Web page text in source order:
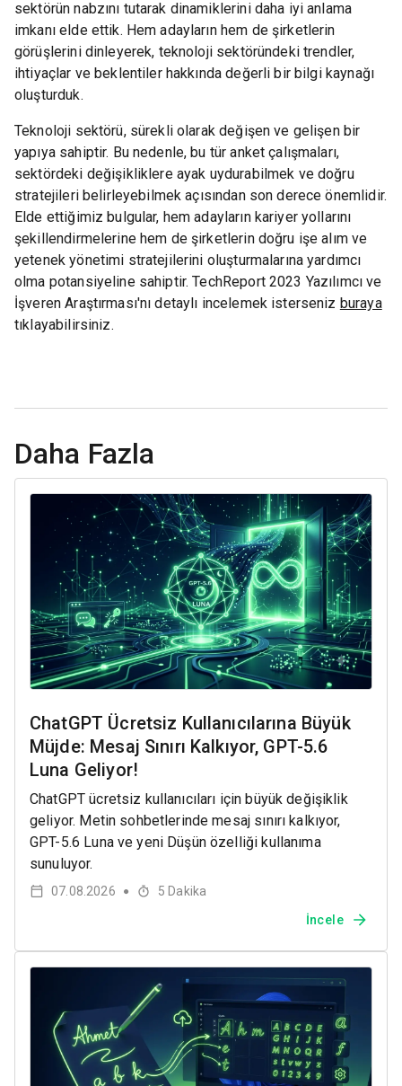
sektörün nabzını tutarak dinamiklerini daha iyi anlama
imkanı elde ettik. Hem adayların hem de şirketlerin
görüşlerini dinleyerek, teknoloji sektöründeki trendler,
ihtiyaçlar ve beklentiler hakkında değerli bir bilgi kaynağı
oluşturduk.
Teknoloji sektörü, sürekli olarak değişen ve gelişen bir
yapıya sahiptir. Bu nedenle, bu tür anket çalışmaları,
sektördeki değişikliklere ayak uydurabilmek ve doğru
stratejileri belirleyebilmek açısından son derece önemlidir.
Elde ettiğimiz bulgular, hem adayların kariyer yollarını
şekillendirmelerine hem de şirketlerin doğru işe alım ve
yetenek yönetimi stratejilerini oluşturmalarına yardımcı
olma potansiyeline sahiptir. TechReport 2023 Yazılımcı ve
İşveren Araştırması'nı detaylı incelemek isterseniz buraya
tıklayabilirsiniz.
Daha Fazla
ChatGPT Ücretsiz Kullanıcılarına Büyük
Müjde: Mesaj Sınırı Kalkıyor, GPT-5.6
Luna Geliyor!
ChatGPT ücretsiz kullanıcıları için büyük değişiklik
geliyor. Metin sohbetlerinde mesaj sınırı kalkıyor,
GPT-5.6 Luna ve yeni Düşün özelliği kullanıma
sunuluyor.
07.08.2026 ● 5 Dakika
İncele